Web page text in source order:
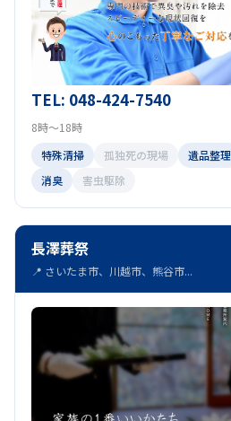
TEL: 048-424-7540
8時～18時
特殊清掃
孤独死の現場 遺品整理
消臭
害虫駆除
長澤葬祭
📍 さいたま市、川越市、熊谷市...